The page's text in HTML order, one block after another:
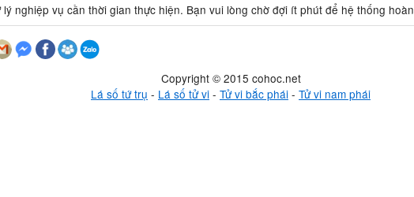
lý nghiệp vụ cần thời gian thực hiện. Bạn vui lòng chờ đợi ít phút để hệ thống
Copyright © 2015 cohoc.net
Lá số tứ trụ - Lá số tử vi - Tử vi bắc phái - Tử vi nam phái